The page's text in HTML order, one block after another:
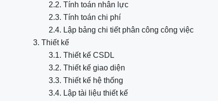
2.2. Tính toán nhân lực
2.3. Tính toán chi phí
2.4. Lập bảng chi tiết phân công công việc
3. Thiết kế
3.1. Thiết kế CSDL
3.2. Thiết kế giao diện
3.3. Thiết kế hệ thống
3.4. Lập tài liệu thiết kế